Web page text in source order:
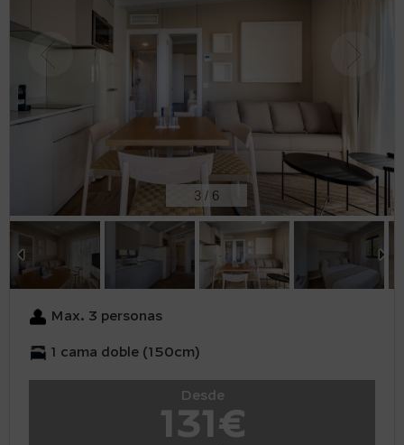
3 / 6
Max. 3 personas
1 cama doble (150cm)
Desde
131€